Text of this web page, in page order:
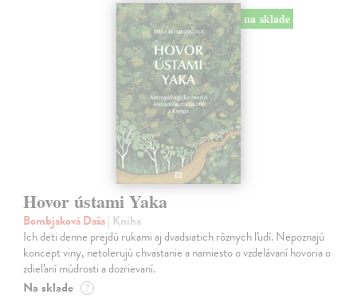
na sklade
Hovor ústami Yaka
Bombjaková Daša| Kniha
Ich deti denne prejdú rukami aj dvadsiatich rôznych ľudí. Nepoznajú
koncept viny, netolerujú chvastanie a namiesto o vzdelávaní hovoria o
zdieľaní múdrosti a dozrievaní.
Na sklade ?